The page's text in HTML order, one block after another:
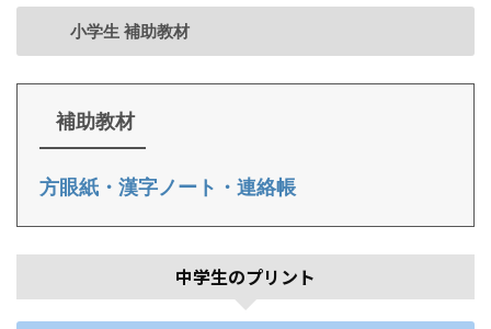
小学生 補助教材
補助教材
方眼紙・漢字ノート・連絡帳
中学生のプリント